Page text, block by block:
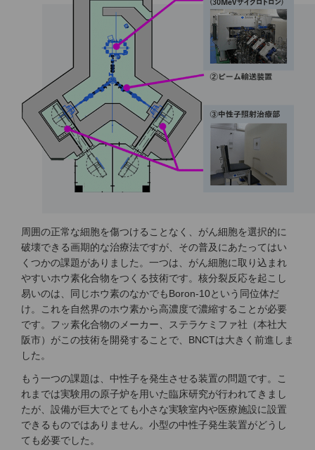
周囲の正常な細胞を傷つけることなく、がん細胞を選択的に
破壊できる画期的な治療法ですが、その普及にあたってはい
くつかの課題がありました。一つは、がん細胞に取り込まれ
やすいホウ素化合物をつくる技術です。核分裂反応を起こし
易いのは、同じホウ素のなかでもBoron-10という同位体だ
け。これを自然界のホウ素から高濃度で濃縮することが必要
です。フッ素化合物のメーカー、ステラケミファ社（本社大
阪市）がこの技術を開発することで、BNCTは大きく前進しま
した。
もう一つの課題は、中性子を発生させる装置の問題です。こ
れまでは実験用の原子炉を用いた臨床研究が行われてきまし
たが、設備が巨大でとても小さな実験室内や医療施設に設置
できるものではありません。小型の中性子発生装置がどうし
ても必要でした。